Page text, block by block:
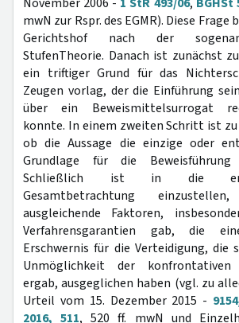
mwN zur Rspr. des EGMR). Diese
Gerichtshof nach der
StufenTheorie. Danach ist zunächst
ein triftiger Grund für das
Zeugen vorlag, der die Einführung
über ein Beweismittelsurrogat
konnte. In einem zweiten Schritt ist
ob die Aussage die einzige oder
Grundlage für die Beweisführung
Schließlich ist in die
Gesamtbetrachtung
ausgleichende Faktoren,
Verfahrensgarantien gab, die
Erschwernis für die Verteidigung, die
Unmöglichkeit der konfrontativen
ergab, ausgeglichen haben (vgl. zu
Urteil vom 15. Dezember 2015 -
2016, 511, 520 ff. mwN und